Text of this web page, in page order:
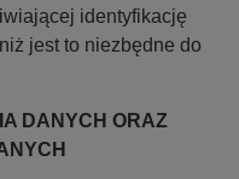
identyfikację
jest to niezbędne do
DANYCH ORAZ